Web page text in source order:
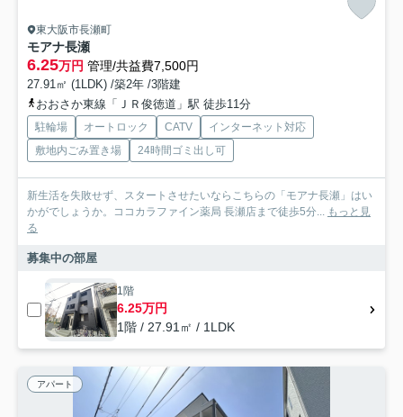
東大阪市長瀬町
モアナ長瀬
6.25万円 管理/共益費7,500円
27.91㎡ (1LDK) /築2年 /3階建
おおさか東線「ＪＲ俊徳道」駅 徒歩11分
駐輪場 オートロック CATV
インターネット対応
敷地内ごみ置き場
24時間ゴミ出し可
新生活を失敗せず、スタートさせたいならこちらの「モアナ長瀬」はい
かがでしょうか。ココカラファイン薬局 長瀬店まで徒歩5分... もっと見
る
募集中の部屋
1階
6.25万円
1階 / 27.91㎡ / 1LDK
アパート